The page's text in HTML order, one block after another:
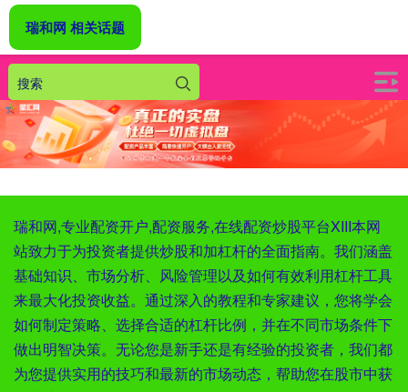
瑞和网,专业配资开户,配资服务,在线配资炒股平台XIII‌本网
站致力于为投资者提供炒股和加杠杆的全面指南。我们涵盖
基础知识、市场分析、风险管理以及如何有效利用杠杆工具
来最大化投资收益。通过深入的教程和专家建议，您将学会
如何制定策略、选择合适的杠杆比例，并在不同市场条件下
做出明智决策。无论您是新手还是有经验的投资者，我们都
为您提供实用的技巧和最新的市场动态，帮助您在股市中获
瑞和网 相关话题